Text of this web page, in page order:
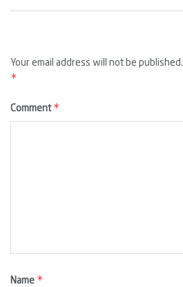
Your email address will not be published.
*
Comment *
Name *